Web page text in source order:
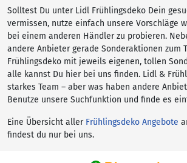
Solltest Du unter Lidl Frühlingsdeko Dein
vermissen, nutze einfach unsere Vorschläge
bei einem anderen Händler zu probieren.
andere Anbieter gerade Sonderaktionen zum
Frühlingsdeko mit jeweils eigenen, tollen
alle kannst Du hier bei uns finden. Lidl &
starkes Team – aber was haben andere
Benutze unsere Suchfunktion und finde es
Eine Übersicht aller Frühlingsdeko Angebote
findest du nur bei uns.